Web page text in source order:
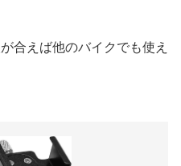
合えば他のバイクでも使え